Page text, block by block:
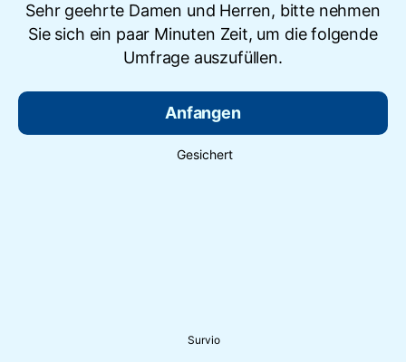
Sehr geehrte Damen und Herren, bitte nehmen
Sie sich ein paar Minuten Zeit, um die folgende
Umfrage auszufüllen.
Anfangen
Gesichert
Survio